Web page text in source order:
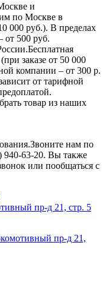
и
по Москве в
000 руб.). В пределах
500 руб.
заказе от 50 000
компании – от 300 р.
от тарифной
товар из наших
нам по
940-63-20. Вы также
или пообщаться с
пр-д 21, стр. 5
пр-д 21,